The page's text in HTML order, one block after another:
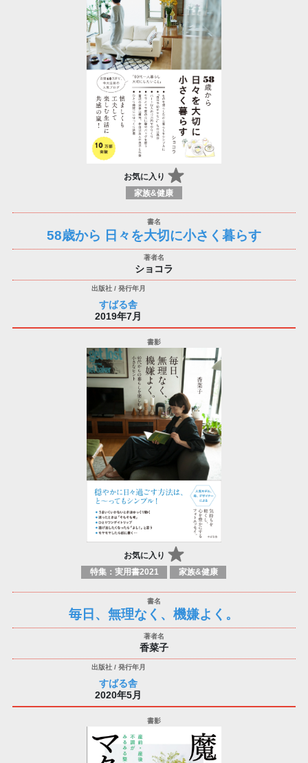
お気に入り
家族&健康
58歳から 日々を大切に小さく暮らす
ショコラ
すばる舎
2019年7月
お気に入り
特集：実用書2021 家族&健康
毎日、無理なく、機嫌よく。
香菜子
すばる舎
2020年5月